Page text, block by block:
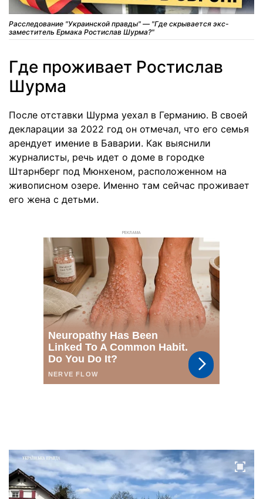
Расследование "Украинской правды" — "Где скрывается экс-
заместитель Ермака Ростислав Шурма?"
Где проживает Ростислав
Шурма
После отставки Шурма уехал в Германию. В своей
декларации за 2022 год он отмечал, что его семья
арендует имение в Баварии. Как выяснили
журналисты, речь идет о доме в городке
Штарнберг под Мюнхеном, расположенном на
живописном озере. Именно там сейчас проживает
его жена с детьми.
РЕКЛАМА